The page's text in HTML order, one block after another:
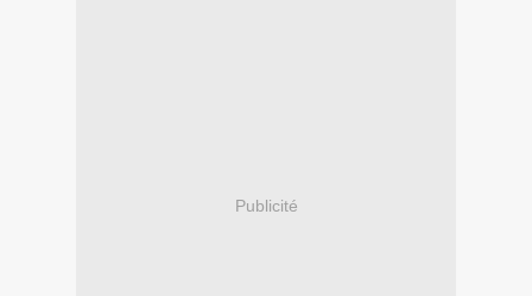
Publicité